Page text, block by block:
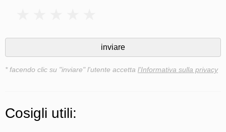
* facendo clic su "inviare" l'utente accetta l'Informativa sulla privacy
Cosigli utili: